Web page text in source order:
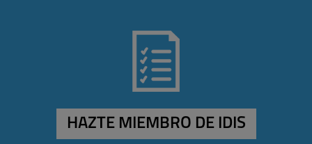
HAZTE MIEMBRO DE IDIS